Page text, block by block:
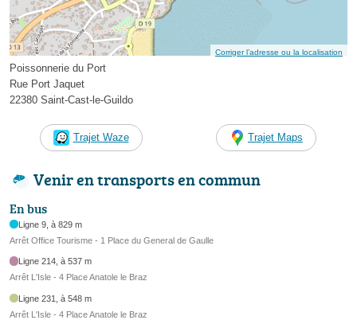
Corriger l’adresse ou la localisation
Poissonnerie du Port
Rue Port Jaquet
22380 Saint-Cast-le-Guildo
Trajet Waze Trajet Maps
Venir en transports en commun
En bus
Ligne 9, à 829 m
Arrêt Office Tourisme - 1 Place du General de Gaulle
Ligne 214, à 537 m
Arrêt L'Isle - 4 Place Anatole le Braz
Ligne 231, à 548 m
Arrêt L'Isle - 4 Place Anatole le Braz